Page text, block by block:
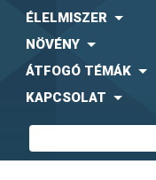
ÉLELMISZER
NÖVÉNY
ÁTFOGÓ TÉMÁK
KAPCSOLAT